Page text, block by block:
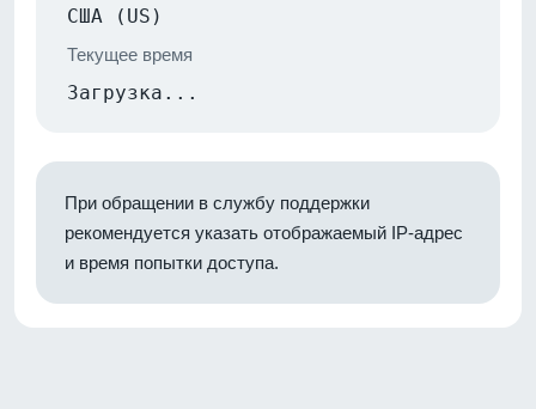
США (US)
Текущее время
Загрузка...
При обращении в службу поддержки
рекомендуется указать отображаемый IP-адрес
и время попытки доступа.